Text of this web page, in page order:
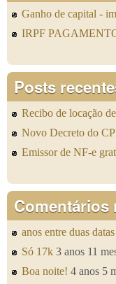
Ganho de capital -
IRPF
Posts
Recibo de locação
Novo Decreto do
Emissor de NF-e
Comentários
anos entre duas datas
Só 17k 3 anos 11
Boa noite! 4 anos 5